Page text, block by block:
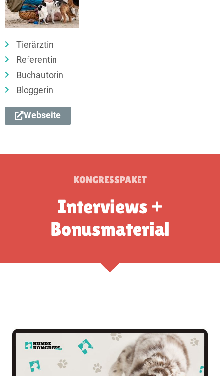
Tierärztin
Referentin
Buchautorin
Bloggerin
Webseite
KONGRESSPAKET
Interviews +
Bonusmaterial